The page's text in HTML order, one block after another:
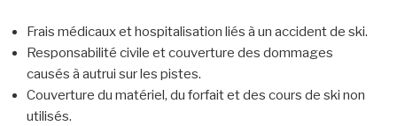
Frais médicaux et hospitalisation liés à un accident de ski.
Responsabilité civile et couverture des dommages
causés à autrui sur les pistes.
Couverture du matériel, du forfait et des cours de ski non
utilisés.